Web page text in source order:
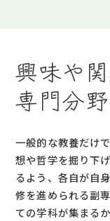
興味や
専門分
一般的な教養だけ
想や哲学を掘り下
るよう、各自が自
修を進められる副
ての学科が集まる